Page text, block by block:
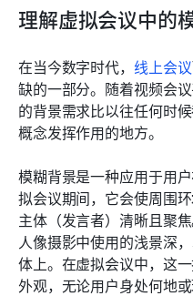
理解虚拟会议中的
在当今数字时代， 线上会议
缺的一部分。随着视频会
的背景需求比以往任何时
概念发挥作用的地方。
模糊背景是一种应用于用
拟会议期间，它会使周围
主体（发言者）清晰且聚
人像摄影中使用的浅景深
体上。在虚拟会议中，这
外观，无论用户身处何地或
Lark 会议中模糊背景的